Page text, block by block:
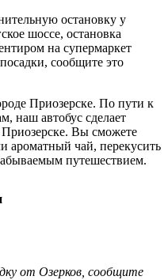
остановку у
шоссе, остановка
на супермаркет
сообщите это
Приозерске. По пути к
наш автобус сделает
Приозерске. Вы сможете
ароматный чай, перекусить
путешествием.
от Озерков, сообщите